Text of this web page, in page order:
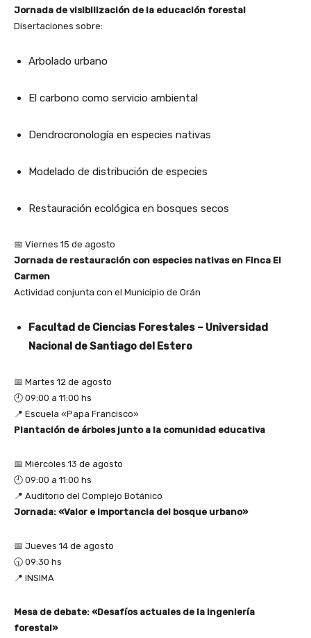
Jornada de visibilización de la educación forestal
Disertaciones sobre:
Arbolado urbano
El carbono como servicio ambiental
Dendrocronología en especies nativas
Modelado de distribución de especies
Restauración ecológica en bosques secos
📅 Viernes 15 de agosto
Jornada de restauración con especies nativas en Finca El
Carmen
Actividad conjunta con el Municipio de Orán
Facultad de Ciencias Forestales – Universidad
Nacional de Santiago del Estero
📅 Martes 12 de agosto
🕘 09:00 a 11:00 hs
📍 Escuela «Papa Francisco»
Plantación de árboles junto a la comunidad educativa
📅 Miércoles 13 de agosto
🕘 09:00 a 11:00 hs
📍 Auditorio del Complejo Botánico
Jornada: «Valor e importancia del bosque urbano»
📅 Jueves 14 de agosto
🕤 09:30 hs
📍 INSIMA
Mesa de debate: «Desafíos actuales de la ingeniería
forestal»